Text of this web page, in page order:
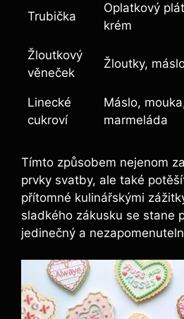
Trubička
Oplatkový
krém
Žloutkový
věneček
Žloutky,
Linecké
cukroví
Máslo,
marmeláda
Tímto způsobem nejenom
prvky svatby, ale také
přítomné kulinářskými
sladkého zákusku se stane
jedinečný a